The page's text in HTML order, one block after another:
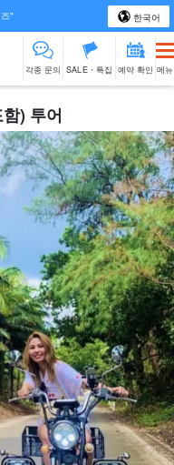
" 한국어
각종 문의 SALE・특집 예약 확인 메뉴
) 투어